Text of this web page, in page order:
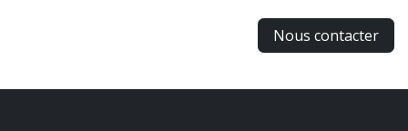
Nous contacter